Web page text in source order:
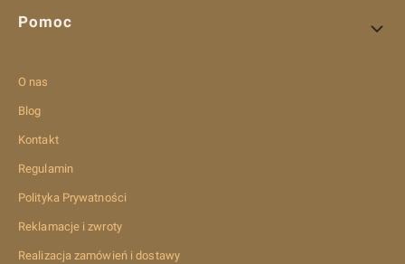
Pomoc
O nas
Blog
Kontakt
Regulamin
Polityka Prywatności
Reklamacje i zwroty
Realizacja zamówień i dostawy